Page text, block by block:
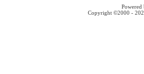
Copyright ©2000 -